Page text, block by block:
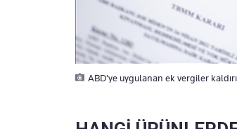
ABD'ye uygulanan ek vergiler